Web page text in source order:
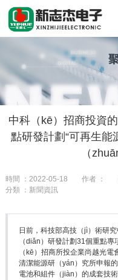
中科（kē）招商投資
點研發計劃“可再生能
（
時間 ：2022-05-18 作者 ：
分類 ：新聞資訊
日前，科技部高技（jì）術研
（diǎn）研發計劃31個重點
（kē）招商所投企業尚越光電
清潔能源研（yán）究所申報
電池和組件（jiàn）的成套技